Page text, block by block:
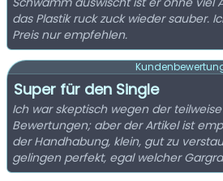
das Plastik ruck zuck wieder sauber.
Preis nur empfehlen.
Super für den Single
Ich war skeptisch wegen der
Bewertungen; aber der Artikel ist
der Handhabung, klein, gut zu
gelingen perfekt, egal welcher